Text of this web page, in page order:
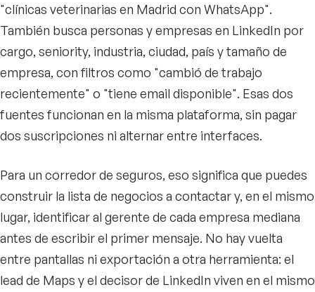
"clínicas veterinarias en Madrid con WhatsApp".
También busca personas y empresas en LinkedIn por
cargo, seniority, industria, ciudad, país y tamaño de
empresa, con filtros como "cambió de trabajo
recientemente" o "tiene email disponible". Esas dos
fuentes funcionan en la misma plataforma, sin pagar
dos suscripciones ni alternar entre interfaces.
Para un corredor de seguros, eso significa que puedes
construir la lista de negocios a contactar y, en el mismo
lugar, identificar al gerente de cada empresa mediana
antes de escribir el primer mensaje. No hay vuelta
entre pantallas ni exportación a otra herramienta: el
lead de Maps y el decisor de LinkedIn viven en el mismo